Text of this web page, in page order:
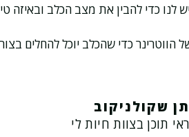
כדי להבין את מצב הכלב ובאיזה
כדי שהכלב יוכל להחלים
שקולניקוב
תוכן בצוות חיות לי